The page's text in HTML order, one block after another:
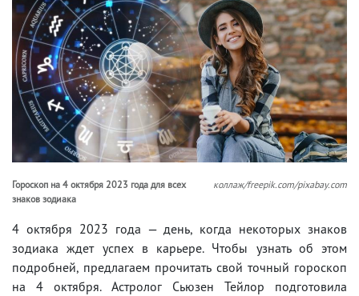
Гороскоп на 4 октября 2023 года для всех
знаков зодиака
коллаж/freepik.com/pixabay.com
4 октября 2023 года — день, когда некоторых знаков
зодиака ждет успех в карьере. Чтобы узнать об этом
подробней, предлагаем прочитать свой точный гороскоп
на 4 октября. Астролог Сьюзен Тейлор подготовила